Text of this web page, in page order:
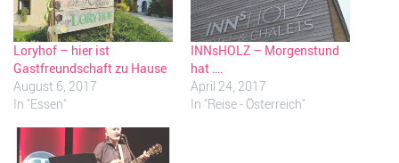
Loryhof – hier ist
Gastfreundschaft zu Hause
August 6, 2017
In "Essen"
INNsHOLZ – Morgenstund
hat ….
April 24, 2017
In "Reise - Österreich"